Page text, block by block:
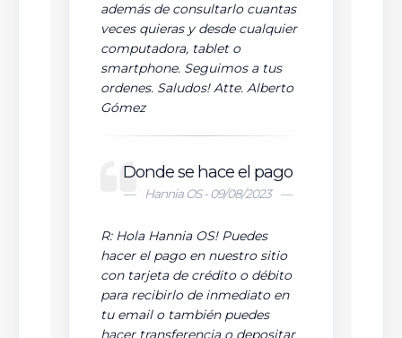
además de consultarlo cuantas
veces quieras y desde cualquier
computadora, tablet o
smartphone. Seguimos a tus
ordenes. Saludos! Atte. Alberto
Gómez
Donde se hace el pago
Hannia OS - 09/08/2023
R: Hola Hannia OS! Puedes
hacer el pago en nuestro sitio
con tarjeta de crédito o débito
para recibirlo de inmediato en
tu email o también puedes
hacer transferencia o depositar